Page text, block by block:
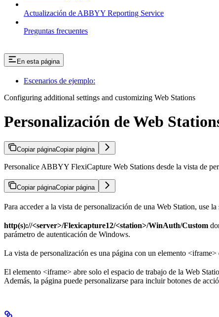
Actualización de ABBYY Reporting Service
Preguntas frecuentes
En esta página
Escenarios de ejemplo:
Configuring additional settings and customizing Web Stations
Personalización de Web
Copiar páginaCopiar página
Personalice ABBYY FlexiCapture Web Stations desde la vista de
Copiar páginaCopiar página
Para acceder a la vista de personalización de una Web Station, use
http(s)://<server>/Flexicapture12/<station>/WinAuth/Custom
parámetro de autenticación de Windows.
La vista de personalización es una página con un elemento
El elemento <iframe> abre solo el espacio de trabajo de la Web
Además, la página puede personalizarse para incluir botones de